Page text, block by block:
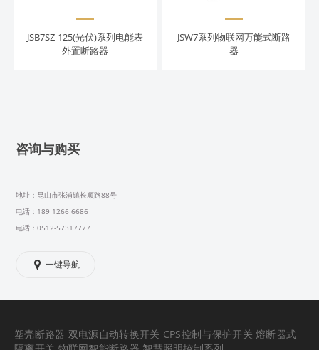
JSB7SZ-125(光伏)系列电能表
外置断路器
JSW7系列物联网万能式断路
器
咨询与购买
地址：昆山市张浦镇长顺路88号
电话：189 1266 6686
电话：0512-57317777
一键导航
塑壳断路器 双电源自动转换开关 CPS控制与保护开关 熔断器式